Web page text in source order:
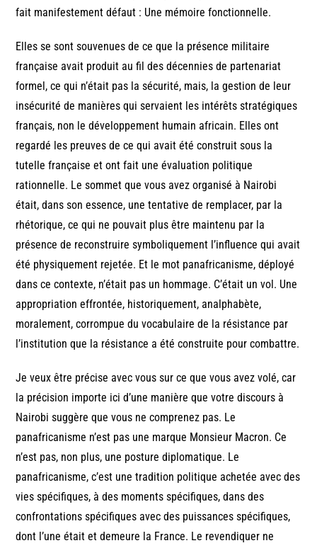
fait manifestement défaut : Une mémoire fonctionnelle.
Elles se sont souvenues de ce que la présence militaire
française avait produit au fil des décennies de partenariat
formel, ce qui n’était pas la sécurité, mais, la gestion de leur
insécurité de manières qui servaient les intérêts stratégiques
français, non le développement humain africain. Elles ont
regardé les preuves de ce qui avait été construit sous la
tutelle française et ont fait une évaluation politique
rationnelle. Le sommet que vous avez organisé à Nairobi
était, dans son essence, une tentative de remplacer, par la
rhétorique, ce qui ne pouvait plus être maintenu par la
présence de reconstruire symboliquement l’influence qui avait
été physiquement rejetée. Et le mot panafricanisme, déployé
dans ce contexte, n’était pas un hommage. C’était un vol. Une
appropriation effrontée, historiquement, analphabète,
moralement, corrompue du vocabulaire de la résistance par
l’institution que la résistance a été construite pour combattre.
Je veux être précise avec vous sur ce que vous avez volé, car
la précision importe ici d’une manière que votre discours à
Nairobi suggère que vous ne comprenez pas. Le
panafricanisme n’est pas une marque Monsieur Macron. Ce
n’est pas, non plus, une posture diplomatique. Le
panafricanisme, c’est une tradition politique achetée avec des
vies spécifiques, à des moments spécifiques, dans des
confrontations spécifiques avec des puissances spécifiques,
dont l’une était et demeure la France. Le revendiquer ne